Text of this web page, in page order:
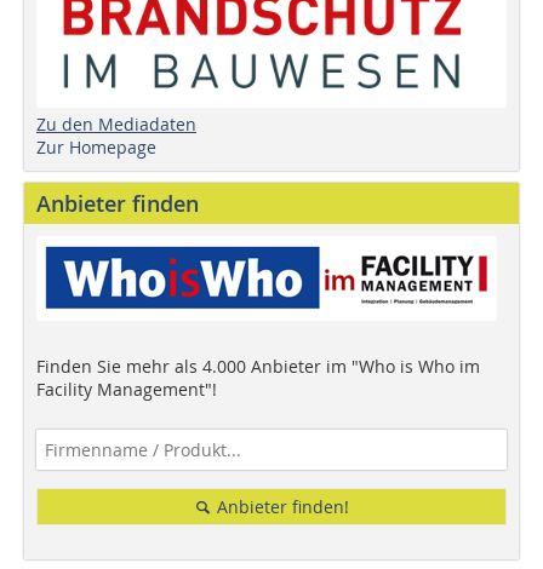
Zu den Mediadaten
Zur Homepage
Anbieter finden
Finden Sie mehr als 4.000 Anbieter im "Who is Who im
Facility Management"!
Anbieter finden!